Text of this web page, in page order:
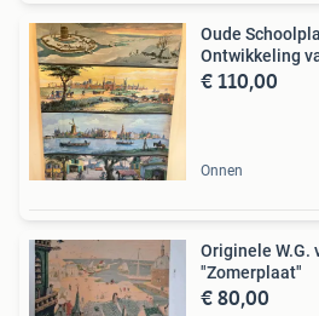
Oude
Ontwikkeling
€ 110,00
Onnen
Originele W.G.
"Zomerplaat"
€ 80,00